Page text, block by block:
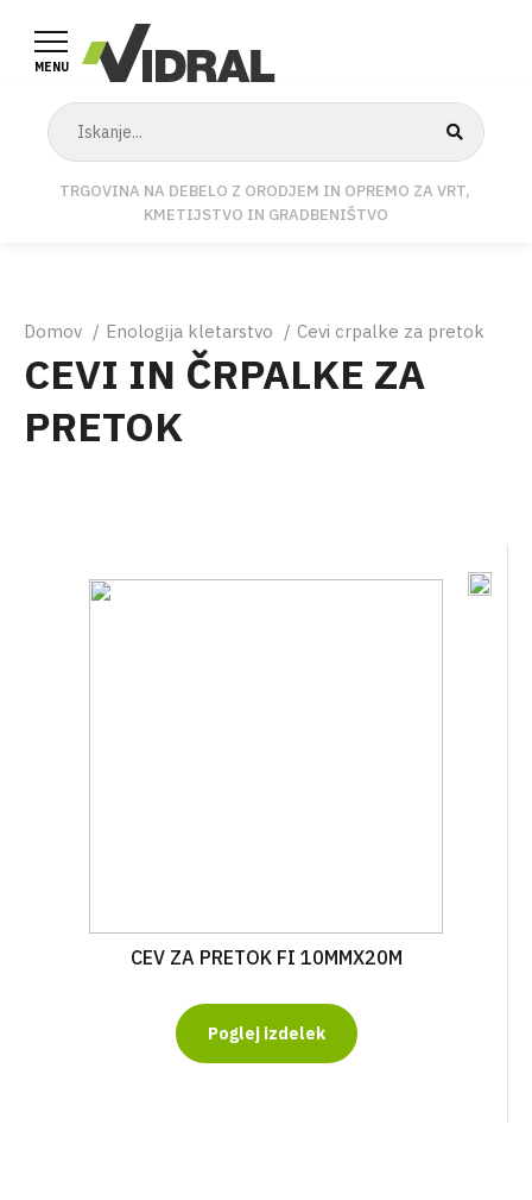
main
content
TRGOVINA NA DEBELO Z ORODJEM IN OPREMO ZA VRT,
KMETIJSTVO IN GRADBENIŠTVO
MENU
Breadcrumb
Domov Enologija kletarstvo Cevi crpalke za pretok
CEVI IN ČRPALKE ZA
PRETOK
CEV ZA PRETOK FI 10MMX20M
Poglej izdelek